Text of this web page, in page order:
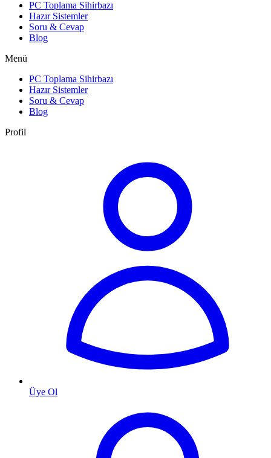
PC Toplama Sihirbazı
Hazır Sistemler
Soru & Cevap
Blog
Menü
PC Toplama Sihirbazı
Hazır Sistemler
Soru & Cevap
Blog
Profil
Üye Ol